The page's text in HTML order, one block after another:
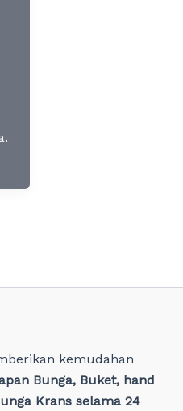
kemudahan
Bunga, Buket, hand
Krans selama 24